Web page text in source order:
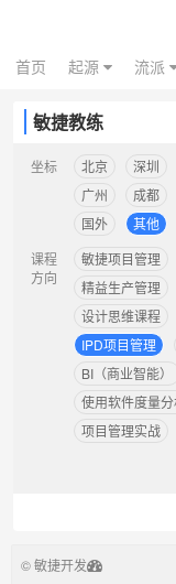
首页 起源 流派
敏捷教练
坐标 北京 深圳
广州
成都
国外
其他
课程
方向
敏捷项目管理
精益生产管理
设计思维课程
IPD项目管理
BI（商业智能）
使用软件度量
项目管理实战
© 敏捷开发